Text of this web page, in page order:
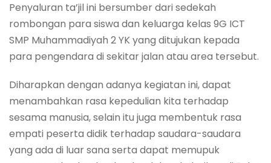
Penyaluran ta’jil ini bersumber dari sedekah
rombongan para siswa dan keluarga kelas 9G ICT
SMP Muhammadiyah 2 YK yang ditujukan kepada
para pengendara di sekitar jalan atau area tersebut.
Diharapkan dengan adanya kegiatan ini, dapat
menambahkan rasa kepedulian kita terhadap
sesama manusia, selain itu juga membentuk rasa
empati peserta didik terhadap saudara-saudara
yang ada di luar sana serta dapat memupuk